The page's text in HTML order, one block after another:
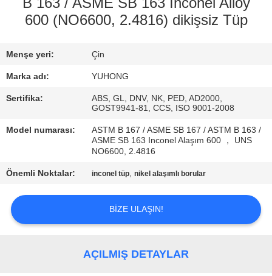
KONTROL
BIZIMLE
ILETIŞIME
GEÇIN
BIR
ISTEĞI
COMPANY
600 (NO6600, 2.4816) dikişsiz Tüp
Menşe yeri: Çin
Marka adı: YUHONG
Sertifika:
ABS, GL, DNV, NK, PED, AD2000,
GOST9941-81, CCS, ISO 9001-2008
Model numarası:
ASTM B 167 / ASME SB 167 / ASTM B 163 /
ASME SB 163 Inconel Alaşım 600 ， UNS
NO6600, 2.4816
Önemli Noktalar: inconel tüp,nikel alaşımlı borular
BIZE ULAŞIN!
AÇILMIŞ DETAYLAR